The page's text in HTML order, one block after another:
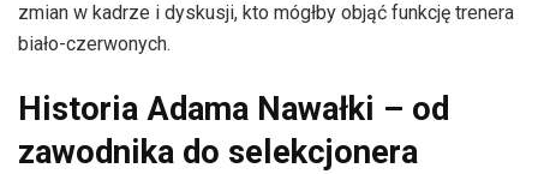
zmian w kadrze i dyskusji, kto mógłby objąć funkcję trenera
biało-czerwonych.
Historia Adama Nawałki – od
zawodnika do selekcjonera